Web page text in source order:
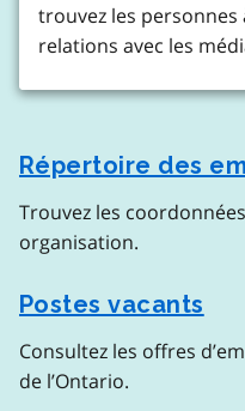
trouvez les
relations avec les
Répertoire des
Trouvez les
organisation.
Postes vacants
Consultez les offres
de l’Ontario.